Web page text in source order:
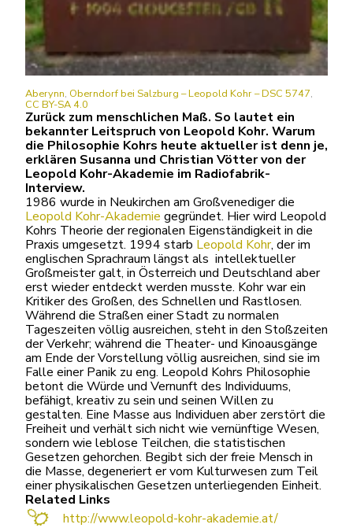
Aberynn, Oberndorf bei Salzburg – Leopold Kohr – DSC 5747,
CC BY-SA 4.0
Zurück zum menschlichen Maß. So lautet ein
bekannter Leitspruch von Leopold Kohr. Warum
die Philosophie Kohrs heute aktueller ist denn je,
erklären Susanna und Christian Vötter von der
Leopold Kohr-Akademie im Radiofabrik-
Interview.
1986 wurde in Neukirchen am Großvenediger die
Leopold Kohr-Akademie gegründet. Hier wird Leopold
Kohrs Theorie der regionalen Eigenständigkeit in die
Praxis umgesetzt. 1994 starb Leopold Kohr, der im
englischen Sprachraum längst als intellektueller
Großmeister galt, in Österreich und Deutschland aber
erst wieder entdeckt werden musste. Kohr war ein
Kritiker des Großen, des Schnellen und Rastlosen.
Während die Straßen einer Stadt zu normalen
Tageszeiten völlig ausreichen, steht in den Stoßzeiten
der Verkehr; während die Theater- und Kinoausgänge
am Ende der Vorstellung völlig ausreichen, sind sie im
Falle einer Panik zu eng. Leopold Kohrs Philosophie
betont die Würde und Vernunft des Individuums,
befähigt, kreativ zu sein und seinen Willen zu
gestalten. Eine Masse aus Individuen aber zerstört die
Freiheit und verhält sich nicht wie vernünftige Wesen,
sondern wie leblose Teilchen, die statistischen
Gesetzen gehorchen. Begibt sich der freie Mensch in
die Masse, degeneriert er vom Kulturwesen zum Teil
einer physikalischen Gesetzen unterliegenden Einheit.
Related Links
http://www.leopold-kohr-akademie.at/